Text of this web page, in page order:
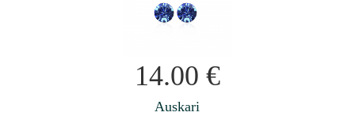
14.00 €
Auskari